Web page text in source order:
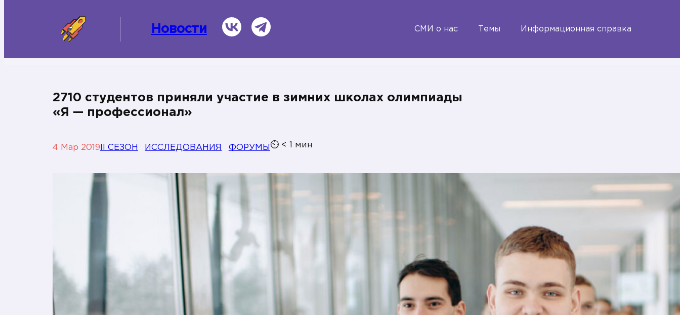
Новости ВКонтактеTelegram
СМИ о нас Темы Информационная справка
2710 студентов приняли участие в зимних школах олимпиады
«Я — профессионал»
4 Мар 2019 II СЕЗОН ИССЛЕДОВАНИЯ ФОРУМЫ ⏲ < 1 мин